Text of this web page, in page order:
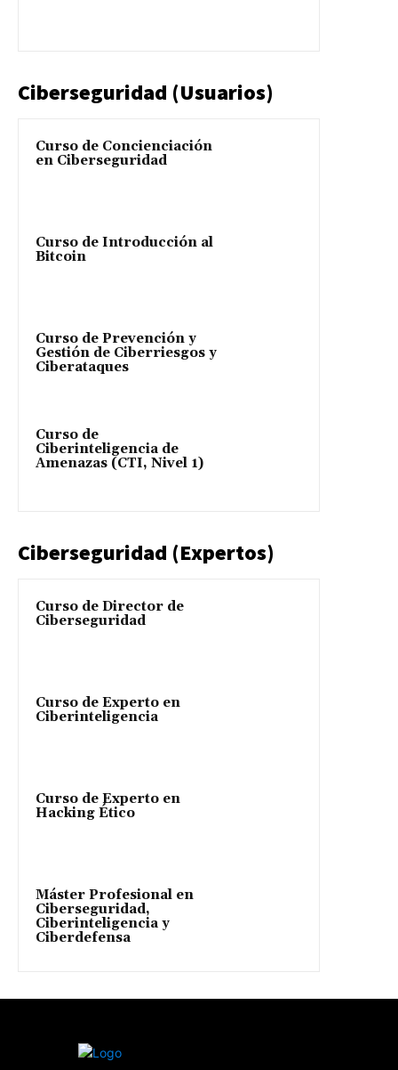
Ciberseguridad (Usuarios)
Curso de Concienciación
en Ciberseguridad
Curso de Introducción al
Bitcoin
Curso de Prevención y
Gestión de Ciberriesgos y
Ciberataques
Curso de
Ciberinteligencia de
Amenazas (CTI, Nivel 1)
Ciberseguridad (Expertos)
Curso de Director de
Ciberseguridad
Curso de Experto en
Ciberinteligencia
Curso de Experto en
Hacking Ético
Máster Profesional en
Ciberseguridad,
Ciberinteligencia y
Ciberdefensa